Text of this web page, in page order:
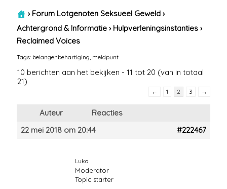
› Forum Lotgenoten Seksueel Geweld ›
Achtergrond & Informatie › Hulpverleningsinstanties ›
Reclaimed Voices
Tags: belangenbehartiging meldpunt
10 berichten aan het bekijken - 11 tot 20 (van in totaal
21)
← 1 2 3 →
Auteur
Reacties
22 mei 2018 om 20:44
#222467
Luka
Moderator
Topic starter